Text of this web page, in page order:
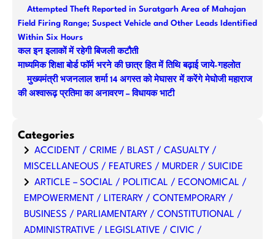
Attempted Theft Reported in Suratgarh Area of Mahajan
Field Firing Range; Suspect Vehicle and Other Leads Identified
Within Six Hours
कल इन इलाकों में रहेगी बिजली कटौती
माध्यमिक शिक्षा बोर्ड फॉर्म भरने की छात्र हित में तिथि बढ़ाई जाये-गहलोत
मुख्यमंत्री भजनलाल शर्मा 14 अगस्त को मेघासर में करेंगे मेघोजी महाराज
की अश्वारूढ़ प्रतिमा का अनावरण – विधायक भाटी
Categories
ACCIDENT / CRIME / BLAST / CASUALTY /
MISCELLANEOUS / FEATURES / MURDER / SUICIDE
ARTICLE – SOCIAL / POLITICAL / ECONOMICAL /
EMPOWERMENT / LITERARY / CONTEMPORARY /
BUSINESS / PARLIAMENTARY / CONSTITUTIONAL /
ADMINISTRATIVE / LEGISLATIVE / CIVIC /